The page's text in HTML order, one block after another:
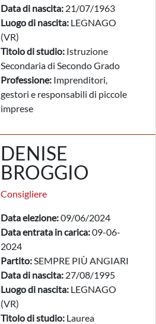
Data di nascita: 21/07/1963
Luogo di nascita: LEGNAGO
(VR)
Titolo di studio: Istruzione
Secondaria di Secondo Grado
Professione: Imprenditori,
gestori e responsabili di piccole
imprese
DENISE
BROGGIO
Consigliere
Data elezione:09/06/2024
Data entrata in carica:09-06-
2024
Partito:SEMPRE PIÙ ANGIARI
Data di nascita: 27/08/1995
Luogo di nascita: LEGNAGO
(VR)
Titolo di studio: Laurea